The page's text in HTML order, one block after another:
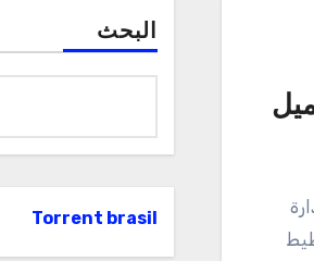
البحث
Torrent brasil